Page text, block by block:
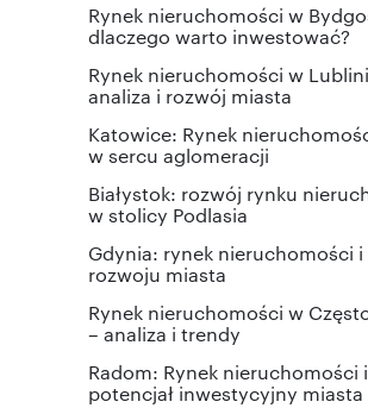
Rynek nieruchomości w
dlaczego warto inwestować?
Rynek nieruchomości w
analiza i rozwój miasta
Katowice: Rynek
w sercu aglomeracji
Białystok: rozwój rynku
w stolicy Podlasia
Gdynia: rynek nieruchomości
rozwoju miasta
Rynek nieruchomości w
– analiza i trendy
Radom: Rynek nieruchomości i
potencjał inwestycyjny miasta